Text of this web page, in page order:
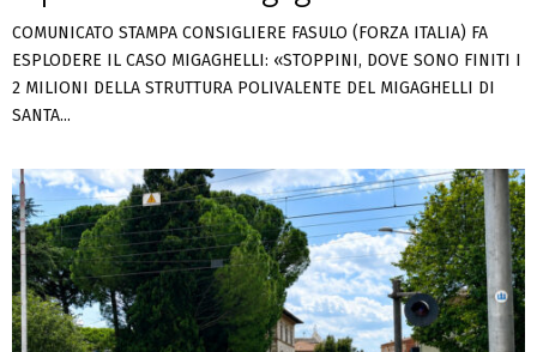
COMUNICATO STAMPA CONSIGLIERE FASULO (FORZA ITALIA) FA
ESPLODERE IL CASO MIGAGHELLI: «STOPPINI, DOVE SONO FINITI I
2 MILIONI DELLA STRUTTURA POLIVALENTE DEL MIGAGHELLI DI
SANTA...